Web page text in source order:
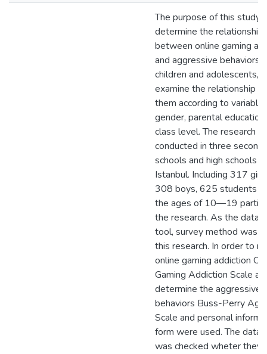
The purpose of this study
determine the relationship
between online gaming
and aggressive behaviors
children and adolescents,
examine the relationship
them according to
gender, parental
class level. The research
conducted in three
schools and high schools in
Istanbul. Including 317
308 boys, 625 students
the ages of 10—19
the research. As the data
tool, survey method was
this research. In order to
online gaming addiction
Gaming Addiction Scale
determine the aggressive
behaviors Buss-Perry
Scale and personal
form were used. The data
was checked wheter they